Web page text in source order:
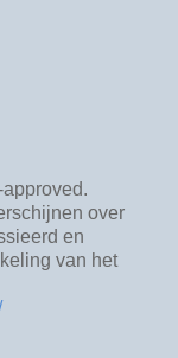
over
en
van het